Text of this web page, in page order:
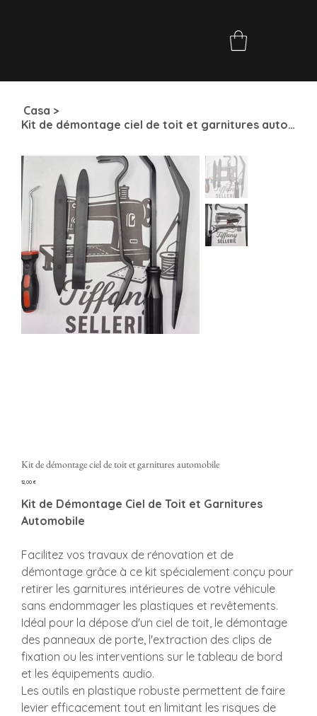
Casa >
Kit de démontage ciel de toit et garnitures automobile
Kit de démontage ciel de toit et garnitures automobile
Prezzo
12,00 €
Kit de Démontage Ciel de Toit et Garnitures
Automobile
Facilitez vos travaux de rénovation et de
démontage grâce à ce kit spécialement conçu pour
retirer les garnitures intérieures de votre véhicule
sans endommager les plastiques et revêtements.
Idéal pour la dépose d'un ciel de toit, le démontage
des panneaux de porte, l'extraction des clips de
fixation ou les interventions sur le tableau de bord
et les équipements audio.
Les outils en plastique robuste permettent de faire
levier efficacement tout en limitant les risques de